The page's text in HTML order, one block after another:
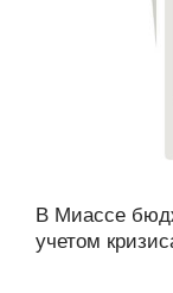
В Миассе
учетом